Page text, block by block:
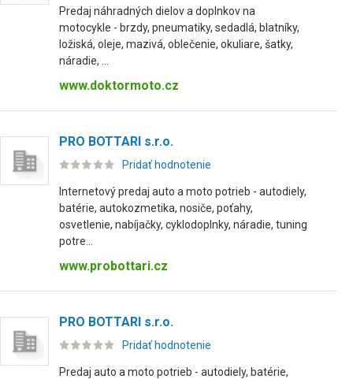
Predaj náhradných dielov a doplnkov na
motocykle - brzdy, pneumatiky, sedadlá, blatníky,
ložiská, oleje, mazivá, oblečenie, okuliare, šatky,
náradie, ...
www.doktormoto.cz
PRO BOTTARI s.r.o.
Pridať hodnotenie
Internetový predaj auto a moto potrieb - autodiely,
batérie, autokozmetika, nosiče, poťahy,
osvetlenie, nabíjačky, cyklodoplnky, náradie, tuning
potre...
www.probottari.cz
PRO BOTTARI s.r.o.
Pridať hodnotenie
Predaj auto a moto potrieb - autodiely, batérie,